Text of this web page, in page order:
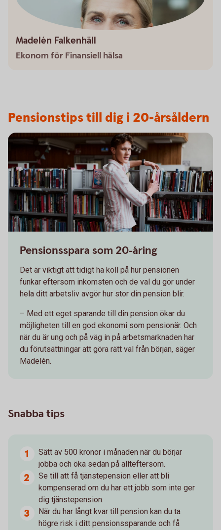
Madelén Falkenhäll
Ekonom för Finansiell hälsa
Pensionstips till dig i 20-årsåldern
Pensionsspara som 20-åring
Det är viktigt att tidigt ha koll på hur pensionen
funkar eftersom inkomsten och de val du gör under
hela ditt arbetsliv avgör hur stor din pension blir.
– Med ett eget sparande till din pension ökar du
möjligheten till en god ekonomi som pensionär. Och
när du är ung och på väg in på arbetsmarknaden har
du förutsättningar att göra rätt val från början, säger
Madelén.
Snabba tips
Sätt av 500 kronor i månaden när du börjar
jobba och öka sedan på allteftersom.
Se till att få tjänstepension eller att bli
kompenserad om du har ett jobb som inte ger
dig tjänstepension.
När du har långt kvar till pension kan du ta
högre risk i ditt pensionssparande och få